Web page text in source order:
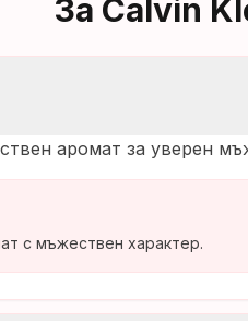
За Calvin
аромат за уверен
с мъжествен характер.